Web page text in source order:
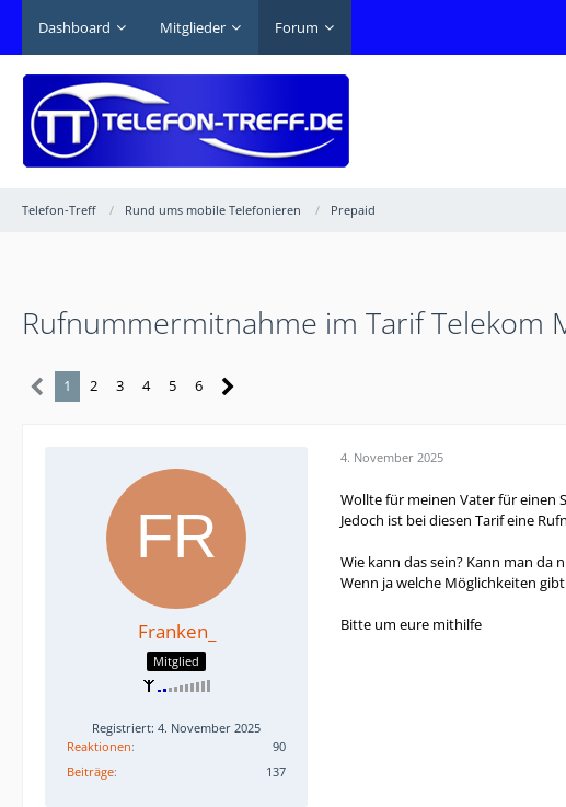
Dashboard Mitglieder Forum
Telefon-Treff Rund ums mobile Telefonieren Prepaid
Rufnummermitnahme im Tarif Telekom
1 2 3 4 5 6
Franken_
Mitglied
Registriert: 4. November 2025
Reaktionen
90
Beiträge
137
4. November 2025
Wollte für meinen Vater für einen
Jedoch ist bei diesen Tarif eine
Wie kann das sein? Kann man da
Wenn ja welche Möglichkeiten
Bitte um eure mithilfe